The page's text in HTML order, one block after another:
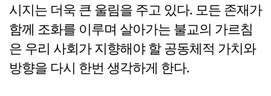
시지는 더욱 큰 울림을 주고 있다. 모든 존재가
함께 조화를 이루며 살아가는 불교의 가르침
은 우리 사회가 지향해야 할 공동체적 가치와
방향을 다시 한번 생각하게 한다.